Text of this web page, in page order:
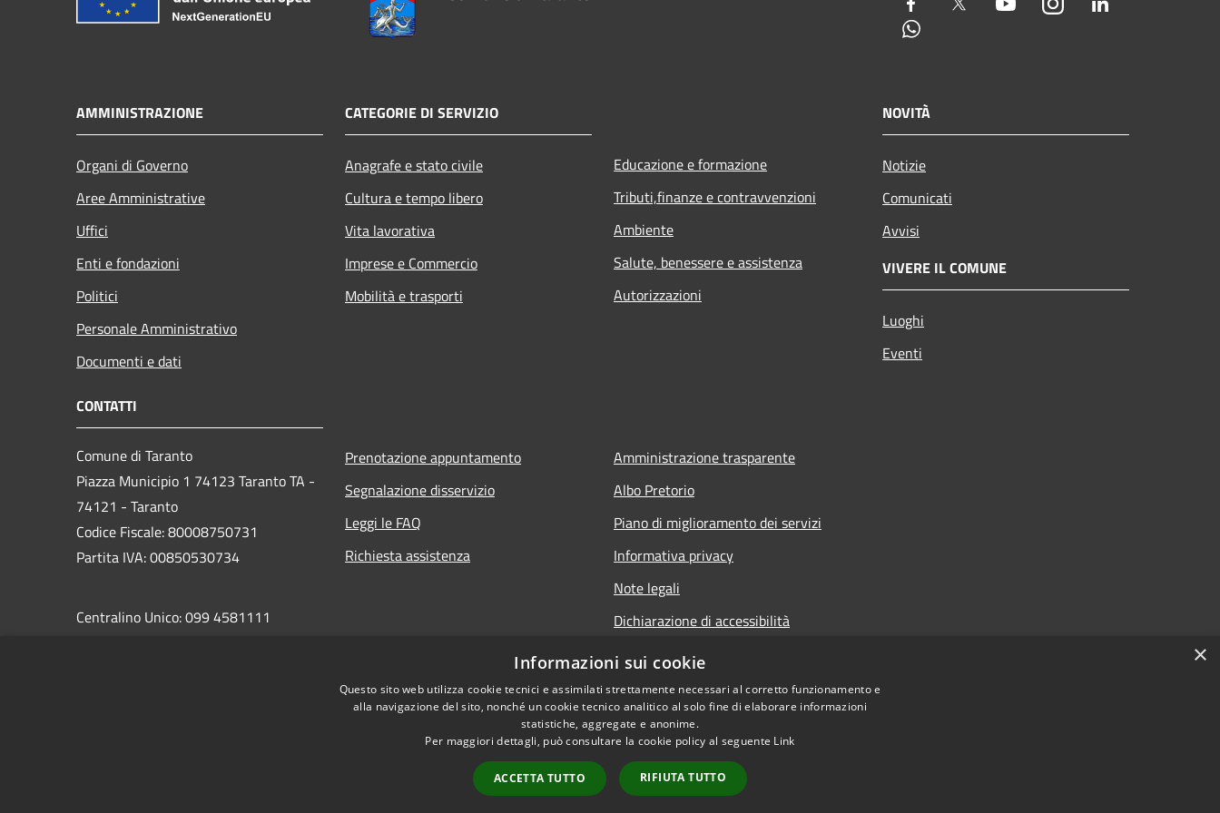
AMMINISTRAZIONE
Organi di Governo
Aree Amministrative
Uffici
Enti e fondazioni
Politici
Personale Amministrativo
Documenti e dati
CATEGORIE DI SERVIZIO
Anagrafe e stato civile
Cultura e tempo libero
Vita lavorativa
Imprese e Commercio
Mobilità e trasporti
Educazione e formazione
Tributi,finanze e contravvenzioni
Ambiente
Salute, benessere e assistenza
Autorizzazioni
NOVITÀ
Notizie
Comunicati
Avvisi
VIVERE IL COMUNE
Luoghi
Eventi
CONTATTI
Comune di Taranto
Piazza Municipio 1 74123 Taranto TA -
74121 - Taranto
Codice Fiscale: 80008750731
Partita IVA: 00850530734
Centralino Unico: 099 4581111
protocollo.comunetaranto@pec.rupar.puglia.it
Prenotazione appuntamento
Segnalazione disservizio
Leggi le FAQ
Richiesta assistenza
Amministrazione trasparente
Albo Pretorio
Piano di miglioramento dei servizi
Informativa privacy
Note legali
Dichiarazione di accessibilità
Informativa sulla videosorveglianza
Copyright © 2026 • Comune di Taranto • Powered by
×
Informazioni sui cookie
Questo sito web utilizza cookie tecnici e assimilati strettamente necessari al corretto funzionamento e
alla navigazione del sito, nonché un cookie tecnico analitico al solo fine di elaborare informazioni
statistiche, aggregate e anonime.
Per maggiori dettagli, può consultare la cookie policy al seguente Link
ACCETTA TUTTO RIFIUTA TUTTO